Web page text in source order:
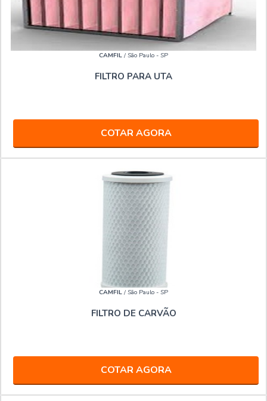
CAMFIL / São Paulo - SP
FILTRO PARA UTA
COTAR AGORA
CAMFIL / São Paulo - SP
FILTRO DE CARVÃO
COTAR AGORA